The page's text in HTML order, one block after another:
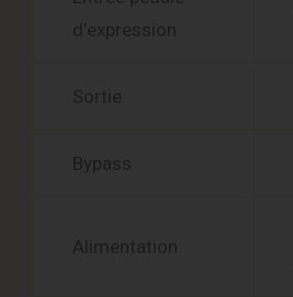
d’expression
Sortie
Bypass
Alimentation